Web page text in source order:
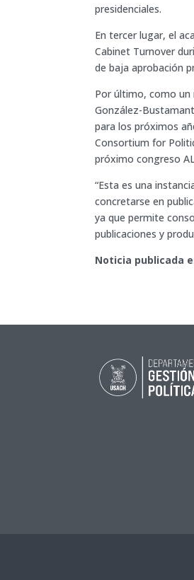
presidenciales.
En tercer lugar, el
Cabinet Turnover
de baja aprobación
Por último, como un
González-
para los próximos
Consortium for
próximo congreso
“Esta es una
concretarse en
ya que permite
publicaciones y
Noticia publicada